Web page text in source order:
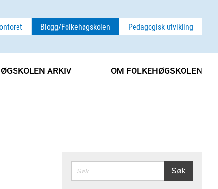
Blogg/Folkehøgskolen Pedagogisk utvikling
ARKIV OM FOLKEHØGSKOLEN
SØK Søk